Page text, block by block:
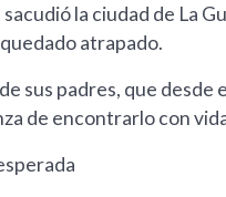
la ciudad de La
atrapado.
sus padres, que
de encontrarlo con